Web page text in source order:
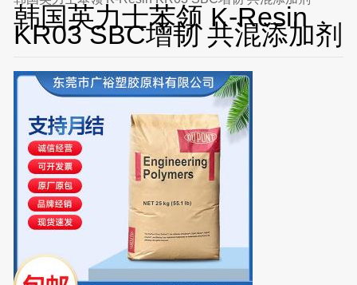
韩国英力士苯领 K-Resin
KR03 SBC增韧 共混添加剂